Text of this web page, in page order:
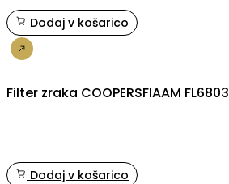
Dodaj v košarico
Filter zraka COOPERSFIAAM FL6803
Dodaj v košarico